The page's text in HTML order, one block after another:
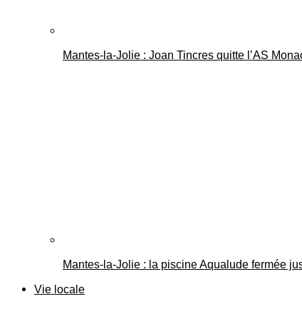
Mantes-la-Jolie : Joan Tincres quitte l’AS
Mantes-la-Jolie : la piscine Aqualude fermée
Vie locale